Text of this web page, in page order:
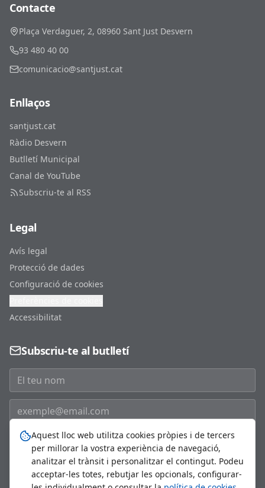
Contacte
Plaça Verdaguer, 2, 08960 Sant Just Desvern
93 480 40 00
comunicacio@santjust.cat
Enllaços
santjust.cat
Ràdio Desvern
Butlletí Municipal
Canal de YouTube
Subscriu-te al RSS
Legal
Avís legal
Protecció de dades
Configuració de cookies
Accessibilitat
Subscriu-te al butlletí
Subscriure'm
Aquest lloc web utilitza cookies pròpies i de tercers
per millorar la vostra experiència de navegació,
analitzar el trànsit i personalitzar el contingut. Podeu
acceptar-les totes, rebutjar les opcionals, configurar-